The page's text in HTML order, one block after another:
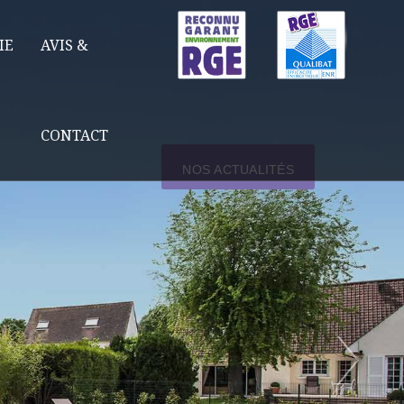
AVIS &
CONTACT
NOS ACTUALITÉS